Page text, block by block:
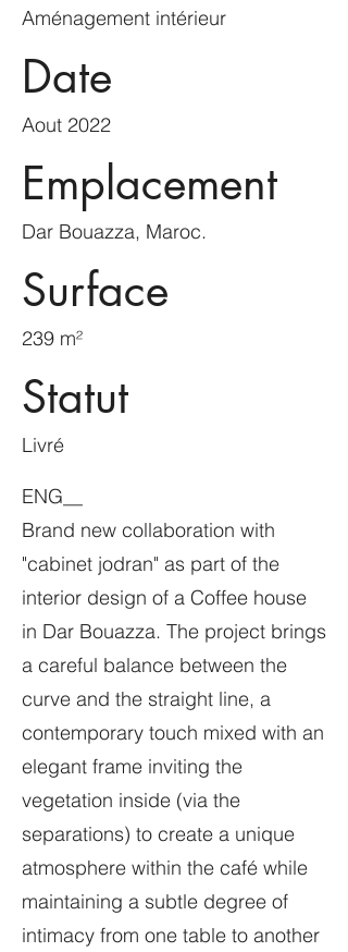
Aménagement intérieur
Date
Aout 2022
Emplacement
Dar Bouazza, Maroc.
Surface
239 m²
Statut
Livré
ENG__
Brand new collaboration with
"cabinet jodran" as part of the
interior design of a Coffee house
in Dar Bouazza. The project brings
a careful balance between the
curve and the straight line, a
contemporary touch mixed with an
elegant frame inviting the
vegetation inside (via the
separations) to create a unique
atmosphere within the café while
maintaining a subtle degree of
intimacy from one table to another